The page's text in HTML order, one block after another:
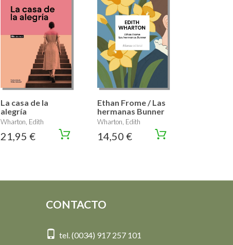
La casa de la
alegría
Wharton, Edith
21,95 €
Ethan Frome / Las
hermanas Bunner
Wharton, Edith
14,50 €
CONTACTO
tel. (0034) 917 257 101